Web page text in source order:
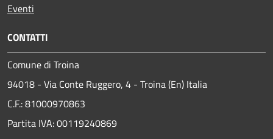
Eventi
CONTATTI
Comune di Troina
94018 - Via Conte Ruggero, 4 - Troina (En) Italia
C.F.: 81000970863
Partita IVA: 00119240869